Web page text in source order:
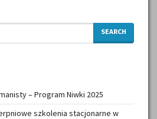
SEARCH
– Program Niwki 2025
szkolenia stacjonarne w